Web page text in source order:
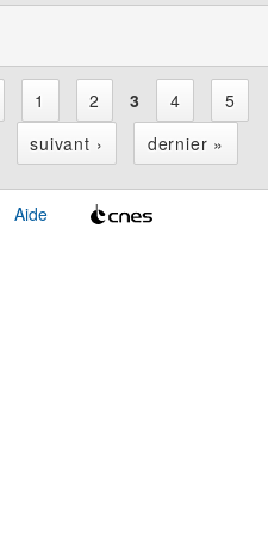
1 2 3 4
5
suivant › dernier »
Aide